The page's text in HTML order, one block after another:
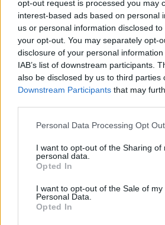
opt-out request is processed you may
interest-based ads based on personal
us or personal information disclosed
your opt-out. You may separately opt-
disclosure of your personal
IAB’s list of downstream participants.
also be disclosed by us to third parties
Downstream Participants that may
Please note that this website/app uses
not limited to your visit or usage
grant or deny consent to Google and
use your data for below specified
consent section.
Personal Data Processing Opt
I want to opt-out of the Sharing of
personal data.
Opted In
I want to opt-out of the Sale of my
Personal Data.
Opted In
szétosztotta az arra járó
hogy azok „megtöltsék az
műanyag teliholdakkal”.
Forrás: Huffington Post